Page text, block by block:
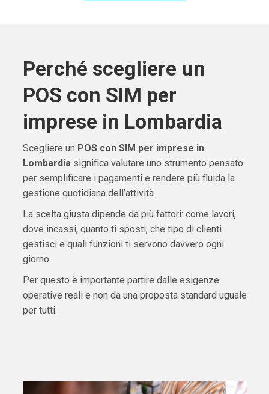
Perché scegliere un
POS con SIM per
imprese in Lombardia
Scegliere un POS con SIM per imprese in
Lombardiasignifica valutare uno strumento pensato
per semplificare i pagamenti e rendere più fluida la
gestione quotidiana dell’attività.
La scelta giusta dipende da più fattori: come lavori,
dove incassi, quanto ti sposti, che tipo di clienti
gestisci e quali funzioni ti servono davvero ogni
giorno.
Per questo è importante partire dalle esigenze
operative reali e non da una proposta standard uguale
per tutti.